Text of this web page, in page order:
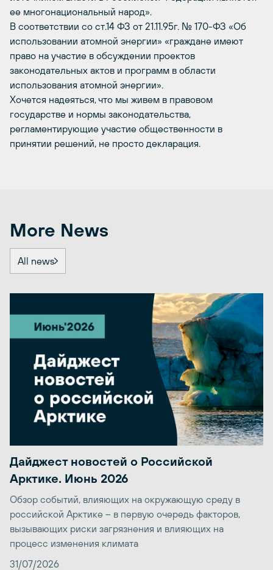
ее многонациональный народ».
В соответствии со ст.14 ФЗ от 21.11.95г. № 170-ФЗ «Об
использовании атомной энергии» «граждане имеют
право на участие в обсуждении проектов
законодательных актов и программ в области
использования атомной энергии».
Хочется надеяться, что мы живем в правовом
государстве и нормы законодательства,
регламентирующие участие общественности в
принятии решений, не просто декларация.
More News
All news
Дайджест новостей о Российской
Арктике. Июнь 2026
Обзор событий, влияющих на окружающую среду в
российской Арктике – в первую очередь факторов,
вызывающих риски загрязнения и влияющих на
процесс изменения климата
31/07/2026